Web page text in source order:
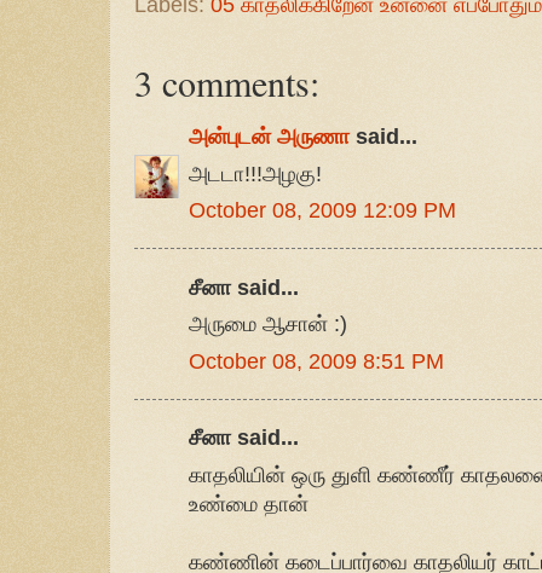
Labels: 05 காதலிக்கிறேன் உன்னை எப்போதும்
3 comments:
அன்புடன் அருணாsaid...
அடடா!!!அழகு!
October 08, 2009 12:09 PM
சீனா said...
அருமை ஆசான் :)
October 08, 2009 8:51 PM
சீனா said...
காதலியின் ஒரு துளி கண்ணீர் காதலனை
உண்மை தான்
கண்ணின் கடைப்பார்வை காதலியர்